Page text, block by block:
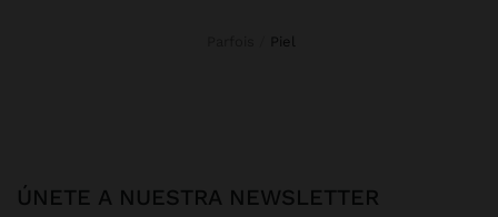
piel
ÚNETE A NUESTRA NEWSLETTER